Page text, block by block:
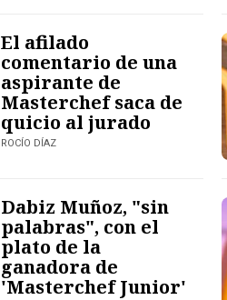
El afilado
comentario de una
aspirante de
Masterchef saca de
quicio al jurado
ROCÍO DÍAZ
Dabiz Muñoz, "sin
palabras", con el
plato de la
ganadora de
'Masterchef Junior'